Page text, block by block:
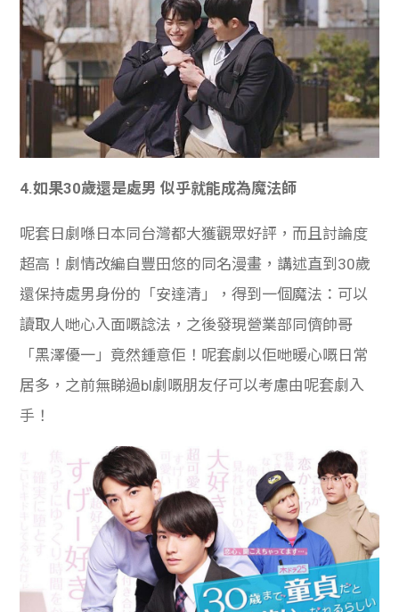
4.如果30歲還是處男 似乎就能成為魔法師
呢套日劇喺日本同台灣都大獲觀眾好評，而且討論度
超高！劇情改編自豐田悠的同名漫畫，講述直到30歲
還保持處男身份的「安達清」，得到一個魔法：可以
讀取人哋心入面嘅諗法，之後發現營業部同儕帥哥
「黑澤優一」竟然鍾意佢！呢套劇以佢哋暖心嘅日常
居多，之前無睇過bl劇嘅朋友仔可以考慮由呢套劇入
手！